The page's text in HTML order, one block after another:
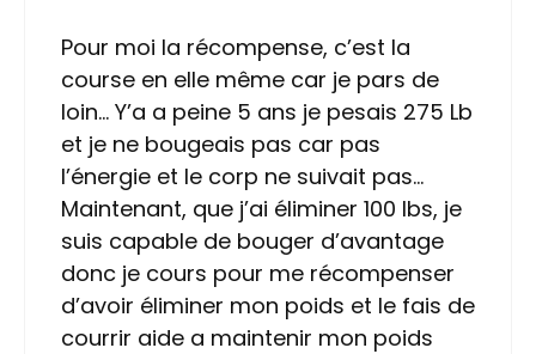
Pour moi la récompense, c’est la
course en elle même car je pars de
loin… Y’a a peine 5 ans je pesais 275 Lb
et je ne bougeais pas car pas
l’énergie et le corp ne suivait pas…
Maintenant, que j’ai éliminer 100 lbs, je
suis capable de bouger d’avantage
donc je cours pour me récompenser
d’avoir éliminer mon poids et le fais de
courrir aide a maintenir mon poids